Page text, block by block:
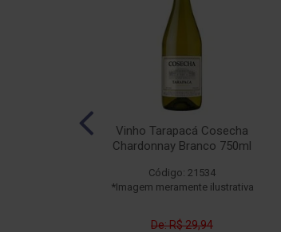
Vinho Tarapacá Cosecha
Chardonnay Branco 750ml
Código: 21534
*Imagem meramente ilustrativa
De: R$ 29,94